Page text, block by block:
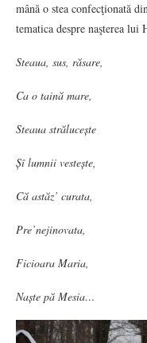
mână o stea confecţionată
tematica despre naşterea lui
Steaua, sus, răsare,
Ca o taină mare,
Steaua strălucește
Șî lumnii vestește,
Că astăz’ curata,
Pre’nejinovata,
Ficioara Maria,
Naște pă Mesia…